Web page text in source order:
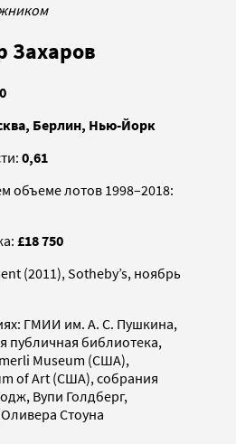
Захаров
Берлин, Нью-Йорк
0,61
объеме лотов 1998–2018:
£18 750
(2011), Sotheby’s, ноябрь
ГМИИ им. А. С. Пушкина,
публичная библиотека,
Museum (США),
of Art (США), собрания
Вупи Голдберг,
Стоуна